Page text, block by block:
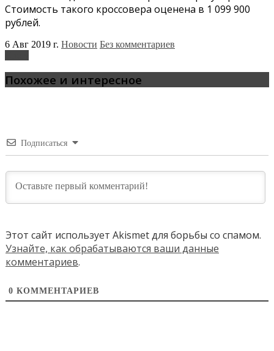
Стоимость такого кроссовера оценена в 1 099 900
рублей.
6 Авг 2019 г. Новости Без комментариев
Похожее и интересное
Подписаться
Этот сайт использует Akismet для борьбы со спамом.
Узнайте, как обрабатываются ваши данные
комментариев.
0 КОММЕНТАРИЕВ